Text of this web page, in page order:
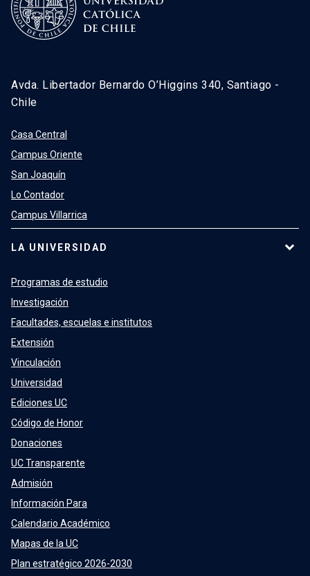
Avda. Libertador Bernardo O’Higgins 340, Santiago -
Chile
Casa Central
Campus Oriente
San Joaquín
Lo Contador
Campus Villarrica
LA UNIVERSIDAD
Programas de estudio
Investigación
Facultades, escuelas e institutos
Extensión
Vinculación
Universidad
Ediciones UC
Código de Honor
Donaciones
UC Transparente
Admisión
Información Para
Calendario Académico
Mapas de la UC
Plan estratégico 2026-2030